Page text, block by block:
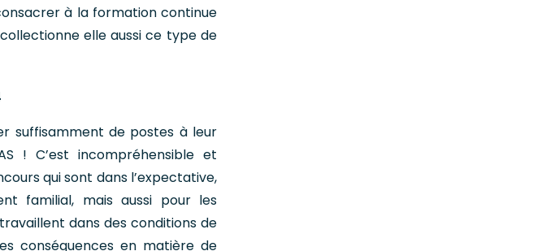
à la formation continue
elle aussi ce type de
suffisamment de postes à leur
! C’est incompréhensible et
qui sont dans l’expectative,
familial, mais aussi pour les
dans des conditions de
conséquences en matière de